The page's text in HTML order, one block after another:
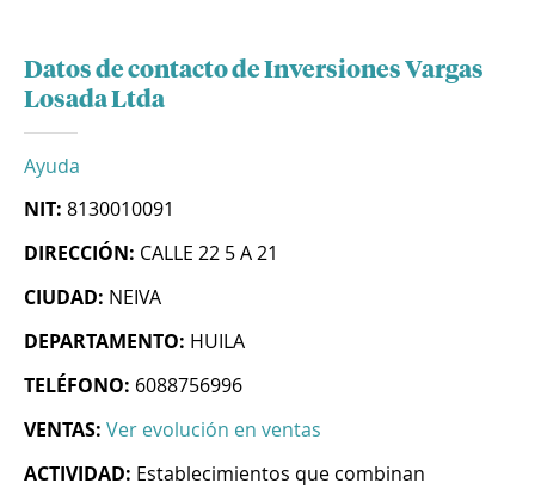
Datos de contacto de Inversiones Vargas
Losada Ltda
Ayuda
NIT: 8130010091
DIRECCIÓN: CALLE 22 5 A 21
CIUDAD: NEIVA
DEPARTAMENTO: HUILA
TELÉFONO: 6088756996
VENTAS: Ver evolución en ventas
ACTIVIDAD: Establecimientos que combinan